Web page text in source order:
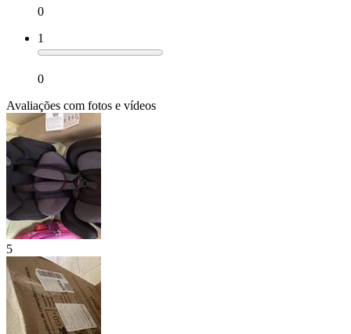
0
1
0
Avaliações com fotos e vídeos
5